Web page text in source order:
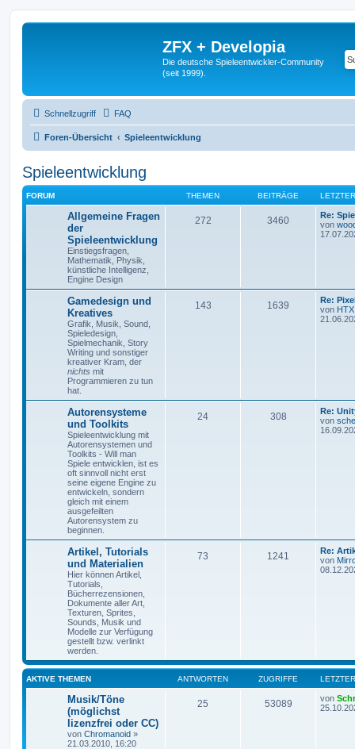
ZFX + Developia
Die deutsche Spieleentwickler-Community
(seit 1999).
Schnellzugriff FAQ
Foren-Übersicht Spieleentwicklung
Spieleentwicklung
FORUM THEMEN BEITRÄGE
Allgemeine Fragen
der
Spieleentwicklung
Einstiegsfragen,
Mathematik, Physik,
künstliche Intelligenz,
Engine Design
272 3460
Re:
von
Gamedesign und
Kreatives
Grafik, Musik, Sound,
Spieledesign,
Spielmechanik, Story
Writing und sonstiger
kreativer Kram, der
nichts mit
Programmieren zu tun
hat.
143 1639
Re:
von HTX
Autorensysteme
und Toolkits
Spieleentwicklung mit
Autorensystemen und
Toolkits - Will man
Spiele entwicklen, ist es
oft sinnvoll nicht erst
seine eigene Engine zu
entwickeln, sondern
gleich mit einem
ausgefeilten
Autorensystem zu
beginnen.
24 308
Re:
von
Artikel, Tutorials
und Materialien
Hier können Artikel,
Tutorials,
Bücherrezensionen,
Dokumente aller Art,
Texturen, Sprites,
Sounds, Musik und
Modelle zur Verfügung
gestellt bzw. verlinkt
werden.
73 1241
Re:
von
AKTIVE THEMEN ANTWORTEN ZUGRIFFE
Musik/Töne
(möglichst
lizenzfrei oder CC)
von Chromanoid »
21.03.2010, 16:20
25 53089 von